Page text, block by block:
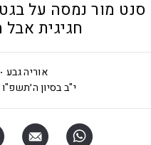
סנט מור נמסה על
חגיגית
אוריה גבע
י"ב בסיון ה׳תשפ"ו